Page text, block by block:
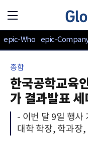
epic-Who epic-
종합
한국공학교육
가 결과발표 세
- 이번 달 9일 행
대학 학장, 학과장,